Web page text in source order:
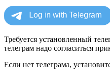
Требуется установленный
телеграм надо согласиться
Если нет телеграма,